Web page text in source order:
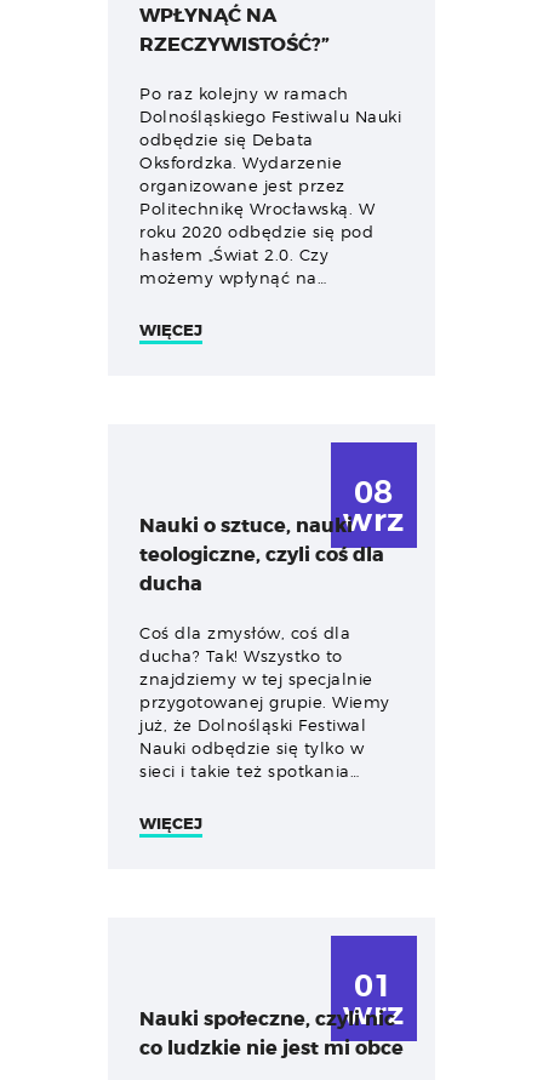
WPŁYNĄĆ NA
RZECZYWISTOŚĆ?”
Po raz kolejny w ramach
Dolnośląskiego Festiwalu Nauki
odbędzie się Debata
Oksfordzka. Wydarzenie
organizowane jest przez
Politechnikę Wrocławską. W
roku 2020 odbędzie się pod
hasłem „Świat 2.0. Czy
możemy wpłynąć na…
WIĘCEJ
08
wrz
Nauki o sztuce, nauki
teologiczne, czyli coś dla
ducha
Coś dla zmysłów, coś dla
ducha? Tak! Wszystko to
znajdziemy w tej specjalnie
przygotowanej grupie. Wiemy
już, że Dolnośląski Festiwal
Nauki odbędzie się tylko w
sieci i takie też spotkania…
WIĘCEJ
01
wrz
Nauki społeczne, czyli nic
co ludzkie nie jest mi obce